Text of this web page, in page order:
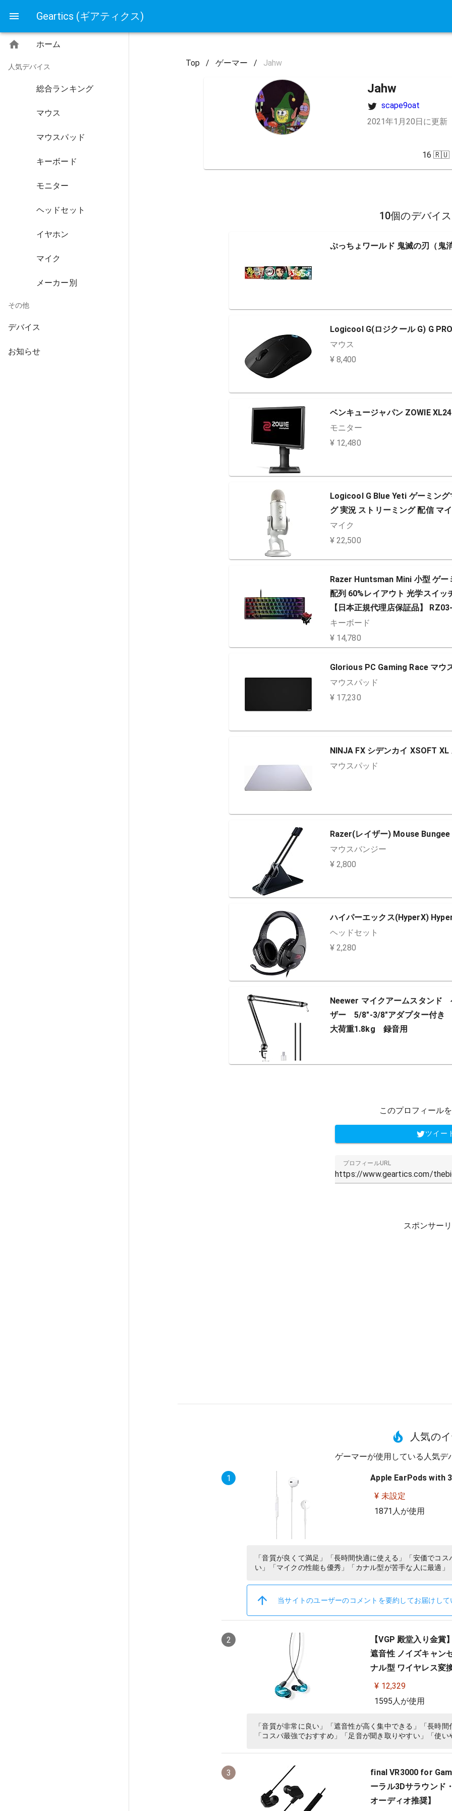
Geartics (ギアティクス)
ホーム
人気デバイス
総合ランキング
マウス
マウスパッド
キーボード
モニター
ヘッドセット
イヤホン
マイク
メーカー別
その他
デバイス
お知らせ
Top / ゲーマー / Jahw
Jahw
scape9oat
2021年1月20日に更新
16 🇷🇺
10個のデバイ
ぷっちょワールド 鬼滅の刃（鬼
Logicool G(ロジクール G) G
マウス
¥ 8,400
ベンキュージャパン ZOWIE
モニター
¥ 12,480
Logicool G Blue Yeti ゲーミン
グ 実況 ストリーミング 配信 マ
マイク
¥ 22,500
Razer Huntsman Mini 小型 ゲ
配列 60%レイアウト 光学スイ
【日本正規代理店保証品】
キーボード
¥ 14,780
Glorious PC Gaming Race マウ
マウスパッド
¥ 17,230
NINJA FX シデンカイ XSOFT
マウスパッド
Razer(レイザー) Mouse Bungee
マウスバンジー
¥ 2,800
ハイパーエックス(HyperX)
ヘッドセット
¥ 2,280
Neewer マイクアームスタンド
ザー 5/8"-3/8"アダプター付き
大荷重1.8kg 録音用
このプロフィール
ツイー
プロフィールURL
スポンサー
人気の
ゲーマーが使用している人気デ
1
Apple EarPods with
¥ 未設定
1871人が使用
「音質が良くて満足」「長時間快適に使える」「安価でコ
い」「マイクの性能も優秀」「カナル型が苦手な人に最適
当サイトのユーザーのコメントを要約してお届けして
2
【VGP 殿堂入り金
遮音性 ノイズキャン
ナル型 ワイヤレス変
音楽 オーディオリ
¥ 12,329
1595人が使用
「音質が非常に良い」「遮音性が高く集中できる」「長時
「コスパ最強でおすすめ」「足音が聞き取りやすい」「使
3
final VR3000 for
ーラル3Dサラウンド
オーディオ推奨】